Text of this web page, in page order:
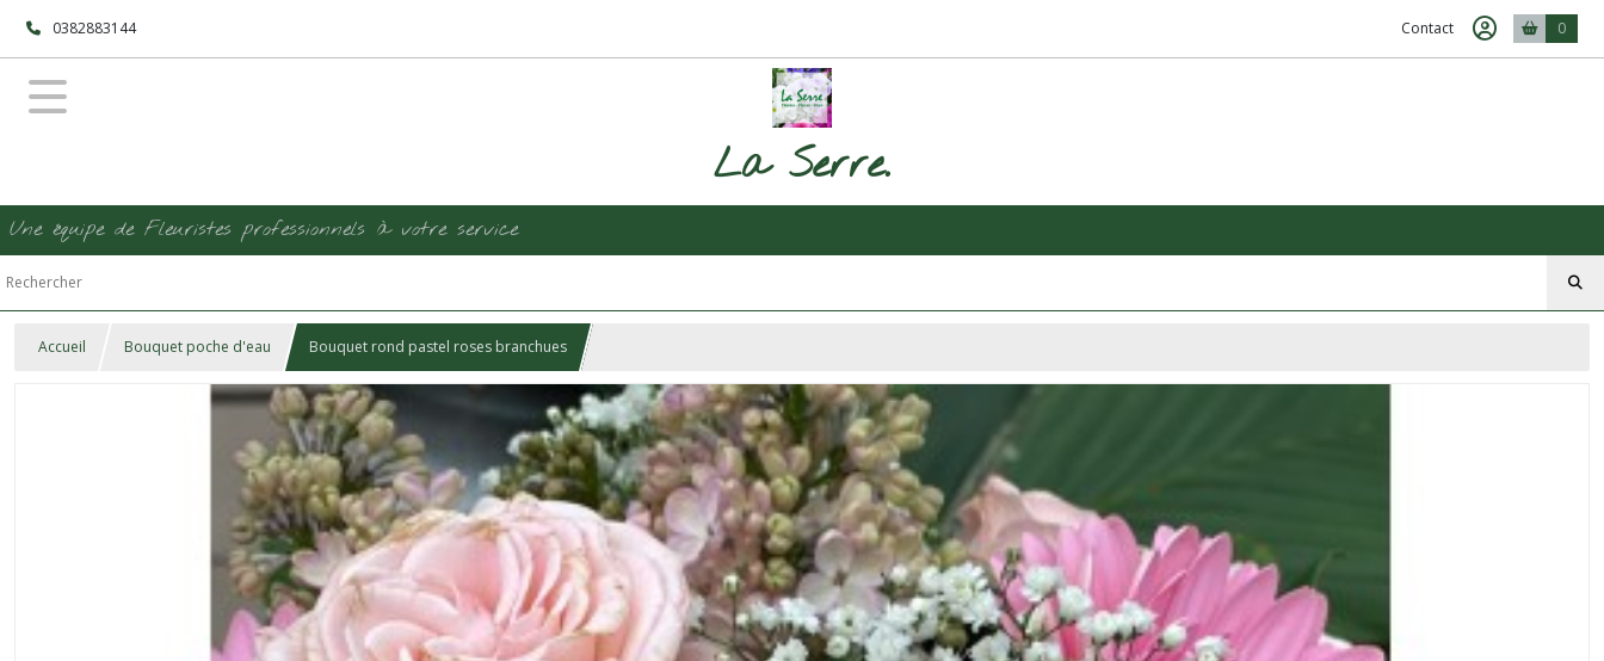
0382883144 Contact 0
La Serre.
Une équipe de Fleuristes professionnels à votre service
Accueil Bouquet poche d'eau Bouquet rond pastel roses branchues